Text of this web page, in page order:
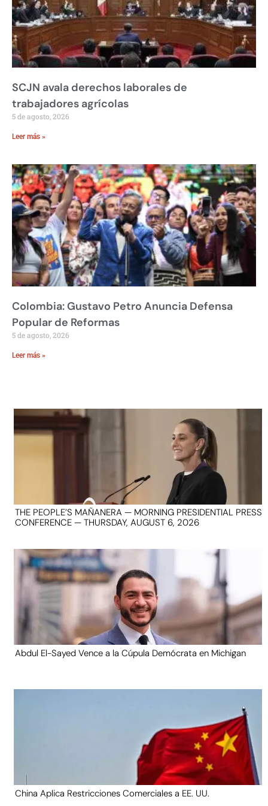
SCJN avala derechos laborales de
trabajadores agrícolas
5 de agosto, 2026
Leer más »
Colombia: Gustavo Petro Anuncia Defensa
Popular de Reformas
5 de agosto, 2026
Leer más »
THE PEOPLE’S MAÑANERA — MORNING PRESIDENTIAL PRESS
CONFERENCE — THURSDAY, AUGUST 6, 2026
Abdul El-Sayed Vence a la Cúpula Demócrata en Michigan
China Aplica Restricciones Comerciales a EE. UU.